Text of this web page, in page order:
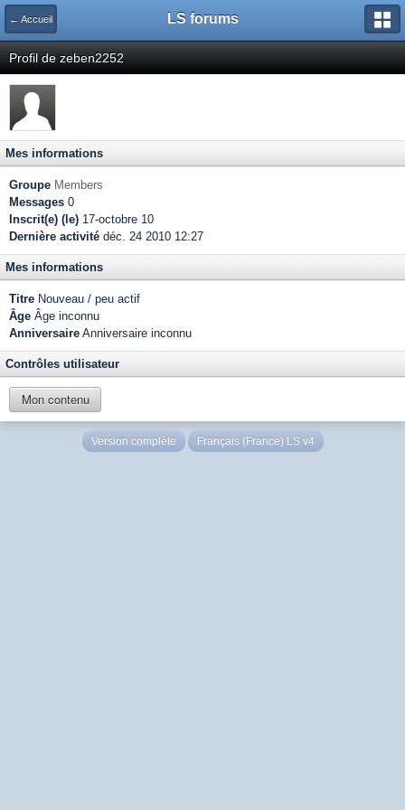
← Accueil LS forums
Profil de zeben2252
Mes informations
Groupe Members
Messages 0
Inscrit(e) (le) 17-octobre 10
Dernière activité déc. 24 2010 12:27
Mes informations
Titre Nouveau / peu actif
Âge Âge inconnu
Anniversaire Anniversaire inconnu
Contrôles utilisateur
Mon contenu
Version complète Français (France) LS v4